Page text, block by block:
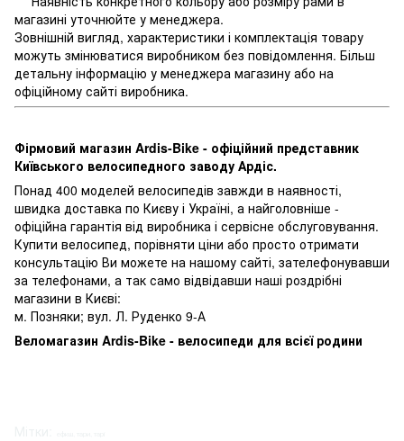
магазині уточнюйте у менеджера.
Зовнішній вигляд, характеристики і комплектація товару
можуть змінюватися виробником без повідомлення. Більш
детальну інформацію у менеджера магазину або на
офіційному сайті виробника.
Фірмовий магазин Ardis-Bike - офіційний представник
Київського велосипедного заводу Ардіс.
Понад 400 моделей велосипедів завжди в наявності,
швидка доставка по Києву і Україні, а найголовніше -
офіційна гарантія від виробника і сервісне обслуговування.
Купити велосипед, порівняти ціни або просто отримати
консультацію Ви можете на нашому сайті, зателефонувавши
за телефонами, а так само відвідавши наші роздрібні
магазини в Києві:
м. Позняки; вул. Л. Руденко 9-А
Веломагазин Ardis-Bike - велосипеди для всієї родини